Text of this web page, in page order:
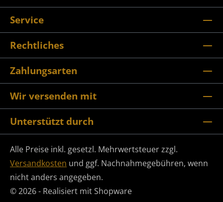
Service
Rechtliches
Zahlungsarten
Wir versenden mit
Unterstützt durch
Alle Preise inkl. gesetzl. Mehrwertsteuer zzgl.
Versandkosten und ggf. Nachnahmegebühren, wenn
nicht anders angegeben.
© 2026 - Realisiert mit Shopware